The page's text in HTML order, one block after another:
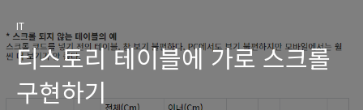
IT
티스토리 테이블에 가로 스크롤
구현하기